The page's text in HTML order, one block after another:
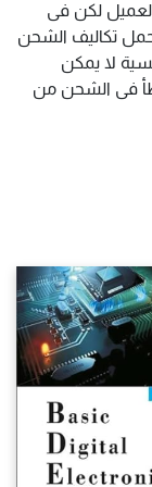
لكن فى
تكاليف الشحن
لا يمكن
فى الشحن من